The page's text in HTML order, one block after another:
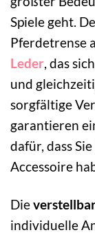
Spiele geht.
Pferdetrense
Leder, das
und
sorgfältige
garantieren
dafür, dass
Accessoire
Die
individuelle